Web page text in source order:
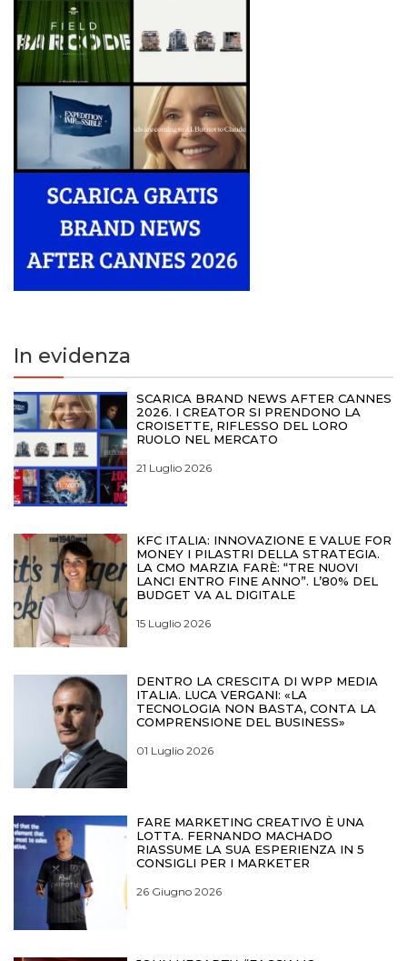
In evidenza
SCARICA BRAND NEWS AFTER CANNES
2026. I CREATOR SI PRENDONO LA
CROISETTE, RIFLESSO DEL LORO
RUOLO NEL MERCATO
21 Luglio 2026
KFC ITALIA: INNOVAZIONE E VALUE FOR
MONEY I PILASTRI DELLA STRATEGIA.
LA CMO MARZIA FARÈ: “TRE NUOVI
LANCI ENTRO FINE ANNO”. L’80% DEL
BUDGET VA AL DIGITALE
15 Luglio 2026
DENTRO LA CRESCITA DI WPP MEDIA
ITALIA. LUCA VERGANI: «LA
TECNOLOGIA NON BASTA, CONTA LA
COMPRENSIONE DEL BUSINESS»
01 Luglio 2026
FARE MARKETING CREATIVO È UNA
LOTTA. FERNANDO MACHADO
RIASSUME LA SUA ESPERIENZA IN 5
CONSIGLI PER I MARKETER
26 Giugno 2026